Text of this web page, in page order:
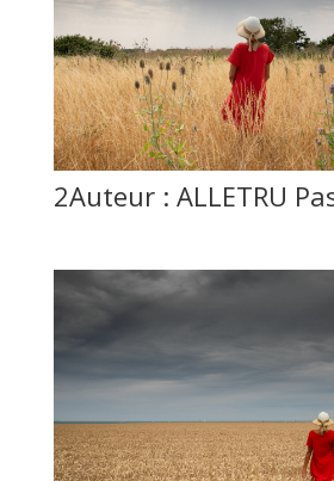
2Auteur : ALLETRU